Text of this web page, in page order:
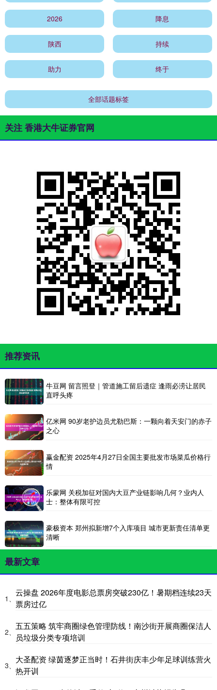
2026 降息
陕西 持续
助力 终于
全部话题标签
关注 香港大牛证券官网
推荐资讯
牛豆网 留言照登｜管道施工留后遗症 逢雨必涝让居民
直呼头疼
亿米网 90岁老护边员尤勒巴斯：一颗向着天安门的赤子
之心
赢金配资 2025年4月27日全国主要批发市场菜瓜价格行
情
乐蒙网 关税加征对国内大豆产业链影响几何？业内人
士：整体有限可控
豪极资本 郑州拟新增7个入库项目 城市更新责任清单更
清晰
最新文章
1、
云操盘 2026年度电影总票房突破230亿！暑期档连续23天
票房过亿
2、
五五策略 筑牢商圈绿色管理防线！南沙街开展商圈保洁人
员垃圾分类专项培训
3、
大圣配资 绿茵逐梦正当时！石井街庆丰少年足球训练营火
热开训